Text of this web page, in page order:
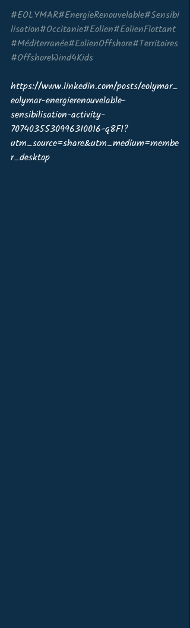
#EOLYMAR#EnergieRenouvelable#Sensibi
lisation#Occitanie#Eolien#EolienFlottant
#Méditerranée#EolienOffshore#Territoires
#OffshoreWind4Kids
https://www.linkedin.com/posts/eolymar_
eolymar-energierenouvelable-
sensibilisation-activity-
7074035530996310016-q8F1?
utm_source=share&utm_medium=membe
r_desktop